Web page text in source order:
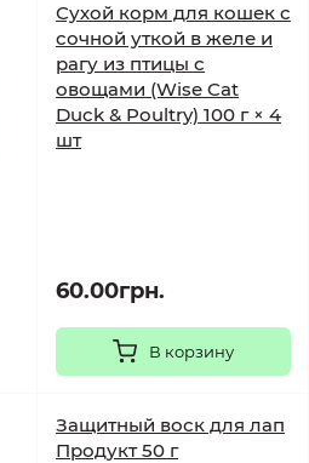
Сухой корм для кошек с
сочной уткой в желе и
рагу из птицы с
овощами (Wise Cat
Duck & Poultry) 100 г × 4
шт
60.00грн.
В корзину
Защитный воск для лап
Продукт 50 г